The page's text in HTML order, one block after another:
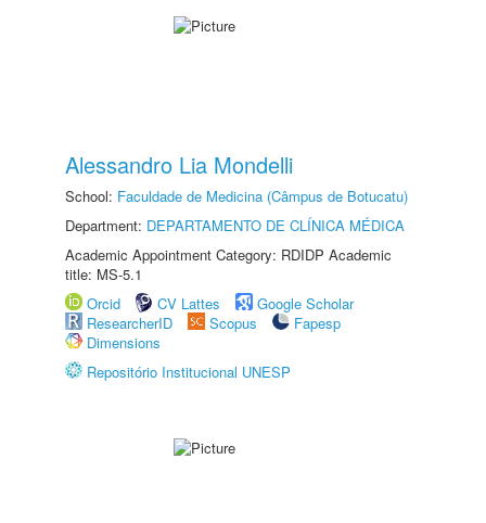
Alessandro Lia Mondelli
School: Faculdade de Medicina (Câmpus de Botucatu)
Department: DEPARTAMENTO DE CLÍNICA MÉDICA
Academic Appointment Category: RDIDP Academic
title: MS-5.1
Orcid
CV Lattes
Google Scholar
ResearcherID
Scopus
Fapesp
Dimensions
Repositório Institucional UNESP